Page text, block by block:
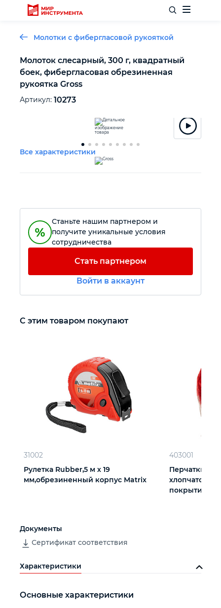
Отделочный инструмент
Слесарный инструмент
Столярный инструмент
Садовый инвентарь
Автомобильный инструмент
Крепежный инструмент
Прочий инструмент
Молотки с фибергласовой рукояткой
Молоток слесарный, 300 г, квадратный
боек, фибергласовая обрезиненная
рукоятка Gross
Артикул: 10273
Все характеристики
Станьте нашим партнером и
получите уникальные условия
сотрудничества
Стать партнером
Войти в аккаунт
С этим товаром покупают
31002
Рулетка Rubber,5 м х 19
мм,обрезиненный корпус Matrix
403001
Перчатки
покрытием из
Документы
Сертификат соответствия
Характеристики
Основные характеристики